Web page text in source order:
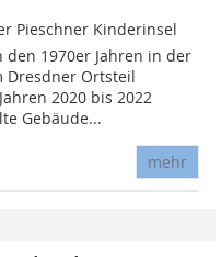
Pieschner Kinderinsel
1970er Jahren in der
Dresdner Ortsteil
2020 bis 2022
Gebäude...
mehr